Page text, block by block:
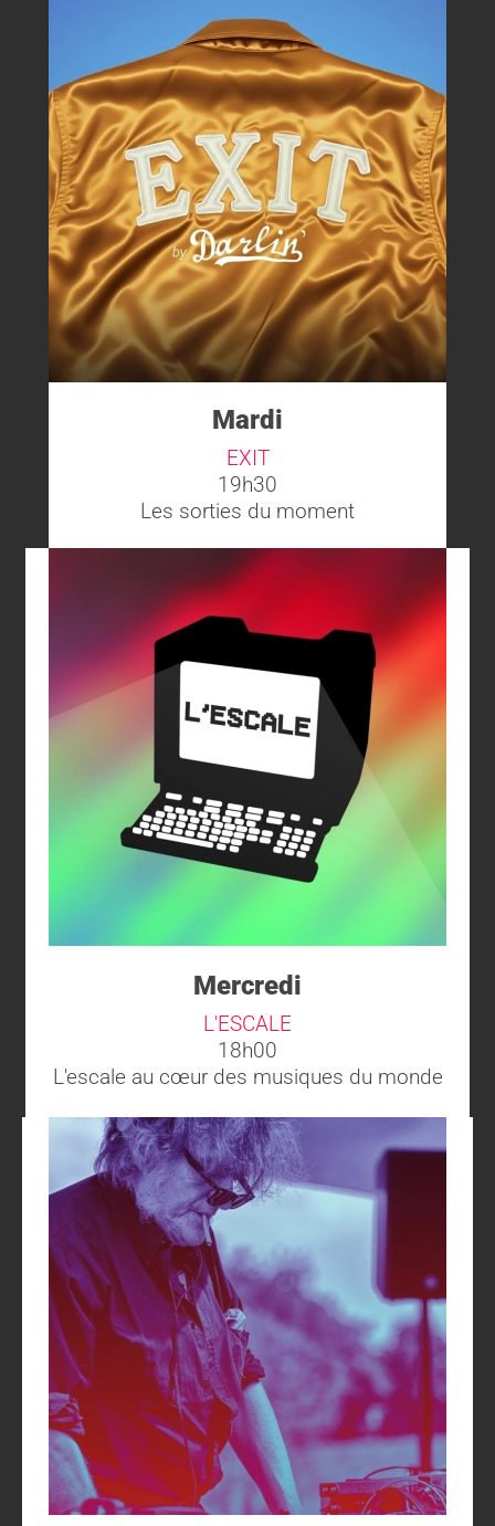
Mardi
EXIT
19h30
Les sorties du moment
Mercredi
L'ESCALE
18h00
L'escale au cœur des musiques du monde